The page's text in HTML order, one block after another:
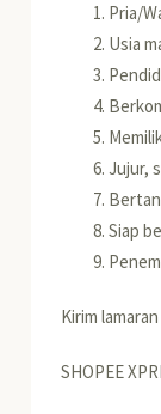
Pria/
Usia
Jujur,
Siap
Kirim
SHOPEE